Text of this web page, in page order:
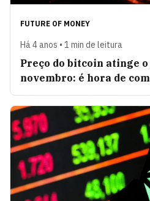
FUTURE OF MONEY
Há 4 anos • 1 min de leitura
Preço do bitcoin atinge
novembro: é hora de